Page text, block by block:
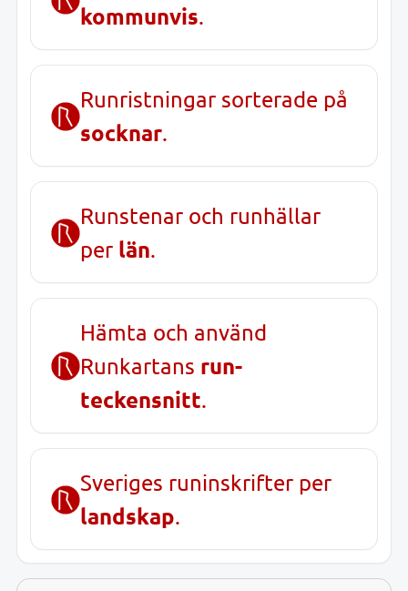
kommunvis.
Runristningar sorterade på
socknar.
Runstenar och runhällar
per län.
Hämta och använd
Runkartans run-
teckensnitt.
Sveriges runinskrifter per
landskap.